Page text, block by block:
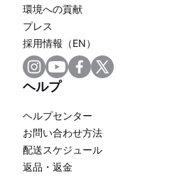
環境への貢献
プレス
採用情報（EN）
ヘルプ
ヘルプセンター
お問い合わせ方法
配送スケジュール
返品・返金